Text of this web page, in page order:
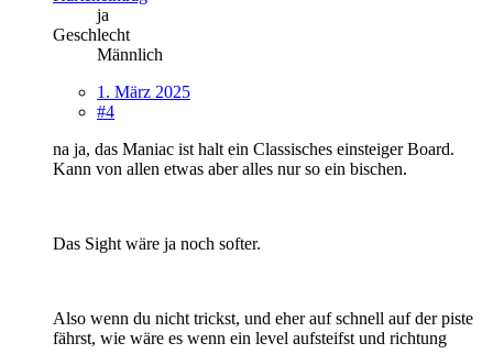
ja
Geschlecht
Männlich
1. März 2025
#4
na ja, das Maniac ist halt ein Classisches einsteiger Board.
Kann von allen etwas aber alles nur so ein bischen.
Das Sight wäre ja noch softer.
Also wenn du nicht trickst, und eher auf schnell auf der piste
fährst, wie wäre es wenn ein level aufsteifst und richtung